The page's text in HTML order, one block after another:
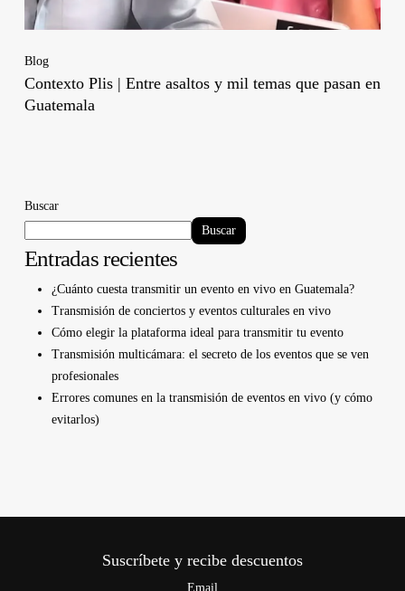
Blog
Contexto Plis | Entre asaltos y mil temas que pasan en
Guatemala
Buscar
Buscar
Entradas recientes
¿Cuánto cuesta transmitir un evento en vivo en Guatemala?
Transmisión de conciertos y eventos culturales en vivo
Cómo elegir la plataforma ideal para transmitir tu evento
Transmisión multicámara: el secreto de los eventos que se ven
profesionales
Errores comunes en la transmisión de eventos en vivo (y cómo
evitarlos)
Suscríbete y recibe descuentos
Email